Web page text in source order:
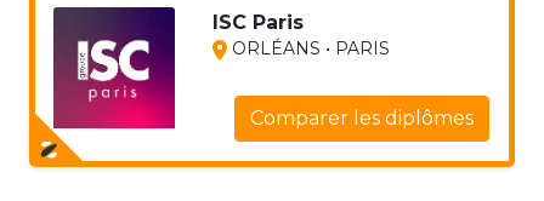
ISC Paris
ORLÉANS • PARIS
Comparer les diplômes